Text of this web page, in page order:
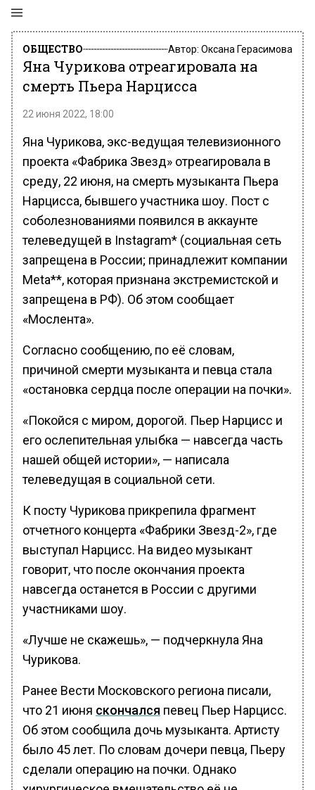
ОБЩЕСТВО Автор: Оксана Герасимова
Яна Чурикова отреагировала на
смерть Пьера Нарцисса
22 июня 2022, 18:00
Яна Чурикова, экс-ведущая телевизионного
проекта «Фабрика Звезд» отреагировала в
среду, 22 июня, на смерть музыканта Пьера
Нарцисса, бывшего участника шоу. Пост с
соболезнованиями появился в аккаунте
телеведущей в Instagram* (социальная сеть
запрещена в России; принадлежит компании
Meta**, которая признана экстремистской и
запрещена в РФ). Об этом сообщает
«Мослента».
Согласно сообщению, по её словам,
причиной смерти музыканта и певца стала
«остановка сердца после операции на почки».
«Покойся с миром, дорогой. Пьер Нарцисс и
его ослепительная улыбка — навсегда часть
нашей общей истории», — написала
телеведущая в социальной сети.
К посту Чурикова прикрепила фрагмент
отчетного концерта «Фабрики Звезд-2», где
выступал Нарцисс. На видео музыкант
говорит, что после окончания проекта
навсегда останется в России с другими
участниками шоу.
«Лучше не скажешь», — подчеркнула Яна
Чурикова.
Ранее Вести Московского региона писали,
что 21 июня скончался певец Пьер Нарцисс.
Об этом сообщила дочь музыканта. Артисту
было 45 лет. По словам дочери певца, Пьеру
сделали операцию на почки. Однако